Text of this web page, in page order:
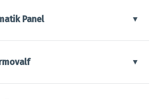
Panel ▼
▼